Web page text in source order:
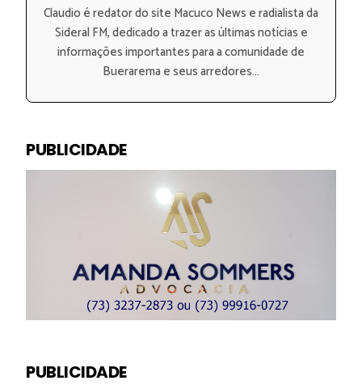
Claudio é redator do site Macuco News e radialista da
Sideral FM, dedicado a trazer as últimas notícias e
informações importantes para a comunidade de
Buerarema e seus arredores...
PUBLICIDADE
PUBLICIDADE